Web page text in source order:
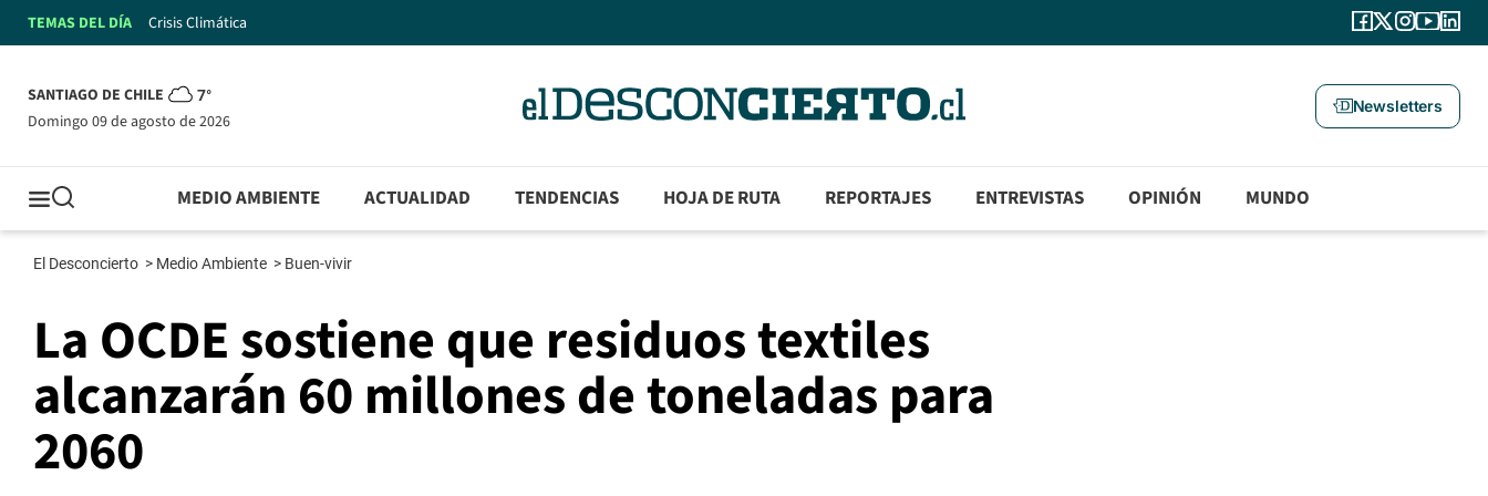
TEMAS DEL DÍA Crisis Climática
SANTIAGO DE CHILE 7°
domingo 09 de agosto de 2026
Newsletters
MEDIO AMBIENTE ACTUALIDAD TENDENCIAS HOJA DE RUTA REPORTAJES ENTREVISTAS OPINIÓN MUNDO
El Desconcierto > Medio Ambiente > Buen-vivir
La OCDE sostiene que residuos textiles
alcanzarán 60 millones de toneladas para
2060